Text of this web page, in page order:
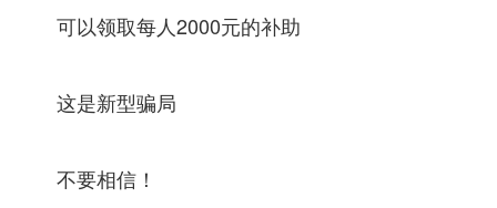
可以领取每人2000元的补助
这是新型骗局
不要相信！